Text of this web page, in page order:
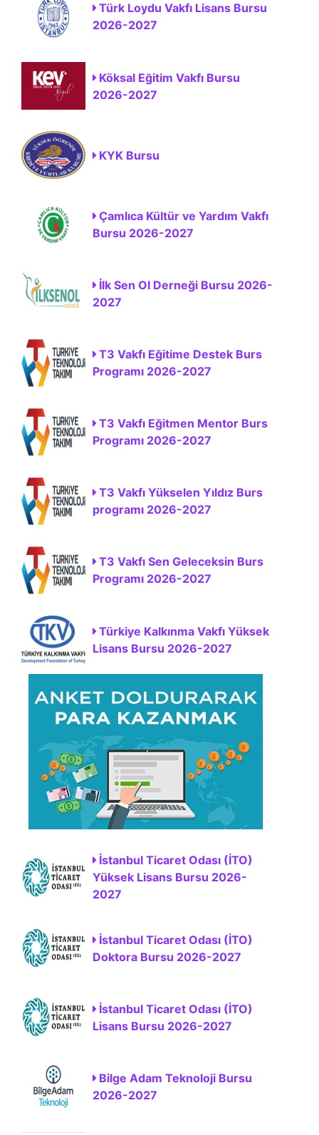
Türk Loydu Vakfı Lisans Bursu
2026-2027
Köksal Eğitim Vakfı Bursu
2026-2027
KYK Bursu
Çamlıca Kültür ve Yardım Vakfı
Bursu 2026-2027
İlk Sen Ol Derneği Bursu 2026-
2027
T3 Vakfı Eğitime Destek Burs
Programı 2026-2027
T3 Vakfı Eğitmen Mentor Burs
Programı 2026-2027
T3 Vakfı Yükselen Yıldız Burs
programı 2026-2027
T3 Vakfı Sen Geleceksin Burs
Programı 2026-2027
Türkiye Kalkınma Vakfı Yüksek
Lisans Bursu 2026-2027
İstanbul Ticaret Odası (İTO)
Yüksek Lisans Bursu 2026-
2027
İstanbul Ticaret Odası (İTO)
Doktora Bursu 2026-2027
İstanbul Ticaret Odası (İTO)
Lisans Bursu 2026-2027
Bilge Adam Teknoloji Bursu
2026-2027